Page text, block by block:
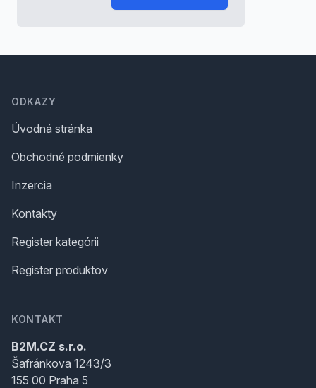
ODKAZY
Úvodná stránka
Obchodné podmienky
Inzercia
Kontakty
Register kategórii
Register produktov
KONTAKT
B2M.CZ s.r.o.
Šafránkova 1243/3
155 00 Praha 5